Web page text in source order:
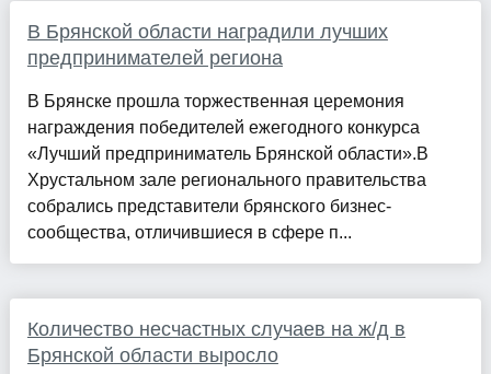
В Брянской области наградили лучших
предпринимателей региона
В Брянске прошла торжественная церемония
награждения победителей ежегодного конкурса
«Лучший предприниматель Брянской области».В
Хрустальном зале регионального правительства
собрались представители брянского бизнес-
сообщества, отличившиеся в сфере п...
Количество несчастных случаев на ж/д в
Брянской области выросло